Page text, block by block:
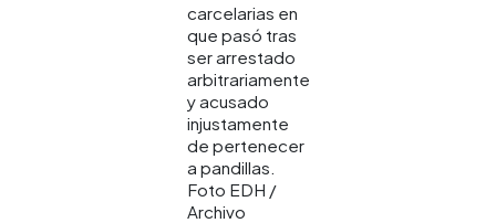
carcelarias en
que pasó tras
ser arrestado
arbitrariamente
y acusado
injustamente
de pertenecer
a pandillas.
Foto EDH /
Archivo